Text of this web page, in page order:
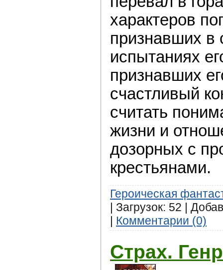
характеров
признавших
испытаниях
признавших
счастливый
считать
жизни и
дозорных с
крестьянами.
Героическая
| Загрузок: 52 |
| Комментарии (0)
Страх.